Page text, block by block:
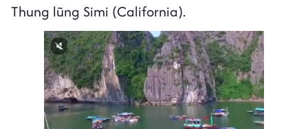
Thung lũng Simi (California).